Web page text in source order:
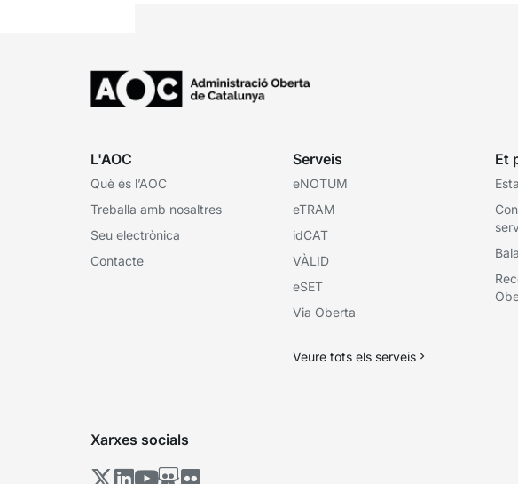
L'AOC
Què és l’AOC
Treballa amb nosaltres
Seu electrònica
Contacte
Serveis
eNOTUM
eTRAM
idCAT
VÀLID
eSET
Via Oberta
Veure tots els serveis
Et
Xarxes socials